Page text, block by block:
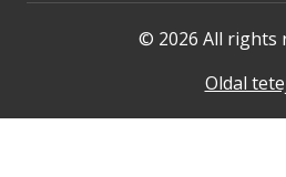
© 2026 All rights
Oldal